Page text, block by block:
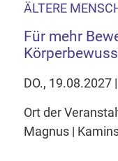
ÄLTERE
Für mehr
DO., 19.08.2027
Ort der
Magnus |